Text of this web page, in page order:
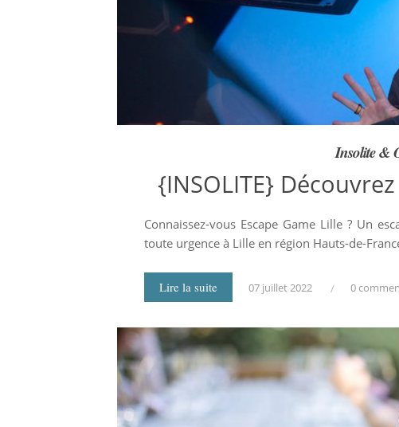
Insolite &
{INSOLITE}
Connaissez-vous Escape Game Lille ? Un
toute urgence à Lille en région Hauts-de-
Lire la suite 07 juillet 2022 0